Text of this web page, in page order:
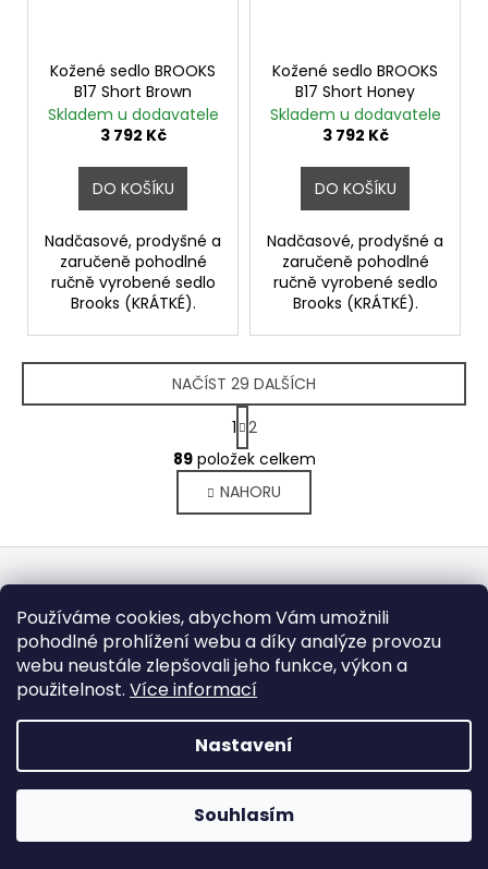
Používáme cookies, abychom Vám umožnili
pohodlné prohlížení webu a díky analýze provozu
webu neustále zlepšovali jeho funkce, výkon a
použitelnost. Více informací
Nastavení
Souhlasím
Kožené sedlo BROOKS
B17 Short Brown
Skladem u dodavatele
3 792 Kč
DO KOŠÍKU
Nadčasové, prodyšné a
zaručeně pohodlné
ručně vyrobené sedlo
Brooks (KRÁTKÉ).
Kožené sedlo BROOKS
B17 Short Honey
Skladem u dodavatele
3 792 Kč
DO KOŠÍKU
Nadčasové, prodyšné a
zaručeně pohodlné
ručně vyrobené sedlo
Brooks (KRÁTKÉ).
O
v
l
á
d
a
c
í
p
r
v
k
y
v
ý
p
NAČÍST 29 DALŠÍCH
S
t
r
á
n
k
o
á
í
1 2
89položek celkem
NAHORU
á Kontakt
info@ wakarybikes.cz
608606083
776273309
wakarybikes
Informace pro vás
GDPR a ochrana osobních údajů